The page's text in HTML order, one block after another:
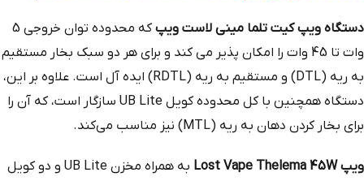
دستگاه ویپ کیت تلما مینی لاست ویپ
که محدوده توان خروجی 5
وات تا 45 وات را امکان پذیر می کند و برای هر دو سبک بخار مستقیم
به ریه (DTL) و مستقیم به ریه (RDTL) ایده آل است. علاوه بر این،
دستگاه همچنین با کل محدوده کویل UB Lite سازگار است، که آن را
برای بخار کردن دهان به ریه (MTL) نیز مناسب می‌کند.
ویپ Lost Vape Thelema 45W
به همراه مخزن UB Lite و دو کویل